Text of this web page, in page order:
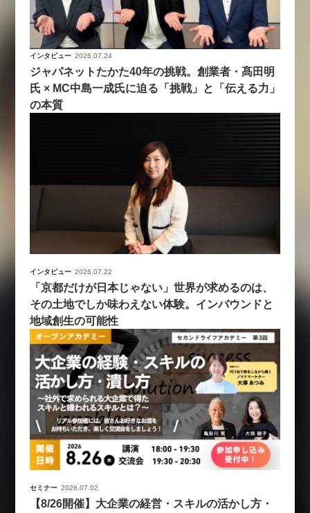
インタビュー 2026.07.24
ジャパネットたかた40年の挑戦。創業者・髙田明
氏 × MC中島一成氏に迫る「挑戦」と「伝える力」
の本質
インタビュー 2026.07.22
「京都だけが日本じゃない」世界が求めるのは、
その土地でしか味わえない体験。インバウンドと
地域創生の可能性
セミナー 2026.07.02
【8/26開催】大企業の経営・スキルの活かし方・